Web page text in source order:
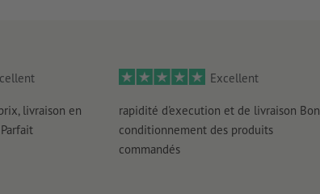
livraison en
Excellent
rapidité d'execution et de livraison Bon
conditionnement des produits
commandés